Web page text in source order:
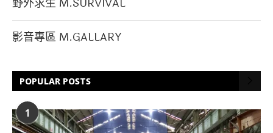
影音專區 M.GALLARY
POPULAR POSTS
1